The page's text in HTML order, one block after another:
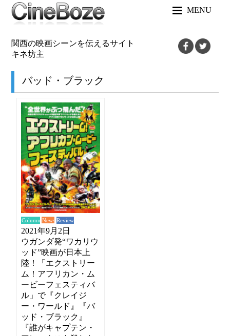
MENU
関西の映画シーンを伝えるサイト
キネ坊主
バッド・ブラック
Column News Review
2021年9月2日
ウガンダ発“ワカリウ
ッド”映画が日本上
陸！「エクストリー
ム！アフリカン・ム
ービーフェスティバ
ル」で『クレイジ
ー・ワールド』『バ
ッド・ブラック』
『誰がキャプテン・